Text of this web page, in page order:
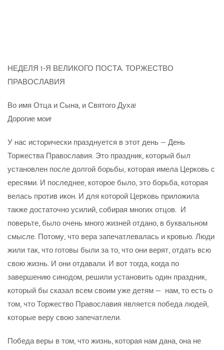
НЕДЕЛЯ 1-Я ВЕЛИКОГО ПОСТА. ТОРЖЕСТВО
ПРАВОСЛАВИЯ
Во имя Отца и Сына, и Святого Духа!
Дорогие мои!
У нас исторически празднуется в этот день — День
Торжества Православия. Это праздник, который был
установлен после долгой борьбы, которая имела Церковь с
ересями. И последнее, которое было, это борьба, которая
велась против икон. И для которой Церковь приложила
также достаточно усилий, собирая многих отцов. И
поверьте, было очень много жизней отдано, в буквальном
смысле. Потому, что вера запечатлевалась и кровью. Люди
жили так, что готовы были за то, что они верят, отдать всю
свою жизнь. И они отдавали. И вот тогда, когда по
завершению синодом, решили установить один праздник,
который бы сказал всем своим уже детям — нам, то есть о
том, что Торжество Православия является победа людей,
которые веру свою запечатлели.
Победа веры в том, что жизнь, которая нам дана, она не